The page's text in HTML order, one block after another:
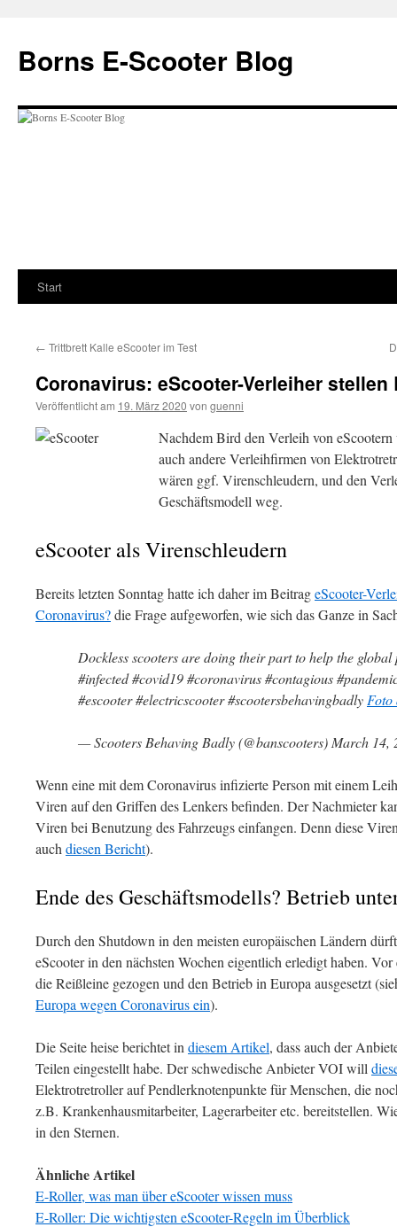
springen
Borns E-Scooter Blog
Start
← Trittbrett Kalle eScooter im Test
Coronavirus: eScooter-Verleiher
Veröffentlicht am 19. März 2020 von guenni
Nachdem Bird den Verleih von eScootern
auch andere Verleihfirmen von
wären ggf. Virenschleudern, und den
Geschäftsmodell weg.
eScooter als Virenschleudern
Bereits letzten Sonntag hatte ich daher im BeitrageScooter-
Coronavirus?die Frage aufgeworfen, wie sich das Ganze in
Dockless scooters are doing their part to help the
#infected #covid19 #coronavirus #contagious
#escooter #electricscooter #scootersbehavingbadly Foto
— Scooters Behaving Badly (@banscooters) March 14,
Wenn eine mit dem Coronavirus infizierte Person mit einem
Viren auf den Griffen des Lenkers befinden. Der Nachmieter
Viren bei Benutzung des Fahrzeugs einfangen. Denn diese
auch diesen Bericht).
Ende des Geschäftsmodells? Betrieb
Durch den Shutdown in den meisten europäischen Ländern
eScooter in den nächsten Wochen eigentlich erledigt haben.
die Reißleine gezogen und den Betrieb in Europa ausgesetzt
Europa wegen Coronavirus ein).
Die Seite heise berichtet in diesem Artikel, dass auch der
Teilen eingestellt habe. Der schwedische Anbieter VOI will
Elektrotretroller auf Pendlerknotenpunkte für Menschen, die
z.B. Krankenhausmitarbeiter, Lagerarbeiter etc. bereitstellen.
in den Sternen.
Ähnliche Artikel
E-Roller, was man über eScooter wissen muss
E-Roller: Die wichtigsten eScooter-Regeln im Überblick